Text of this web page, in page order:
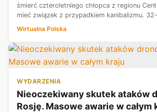
śmierć czteroletniego chłopca z regionu
mieć związek z przypadkiem kanibalizmu.
Wirtualna Polska
WYDARZENIA
Nieoczekiwany skutek ataków
Rosję. Masowe awarie w całym